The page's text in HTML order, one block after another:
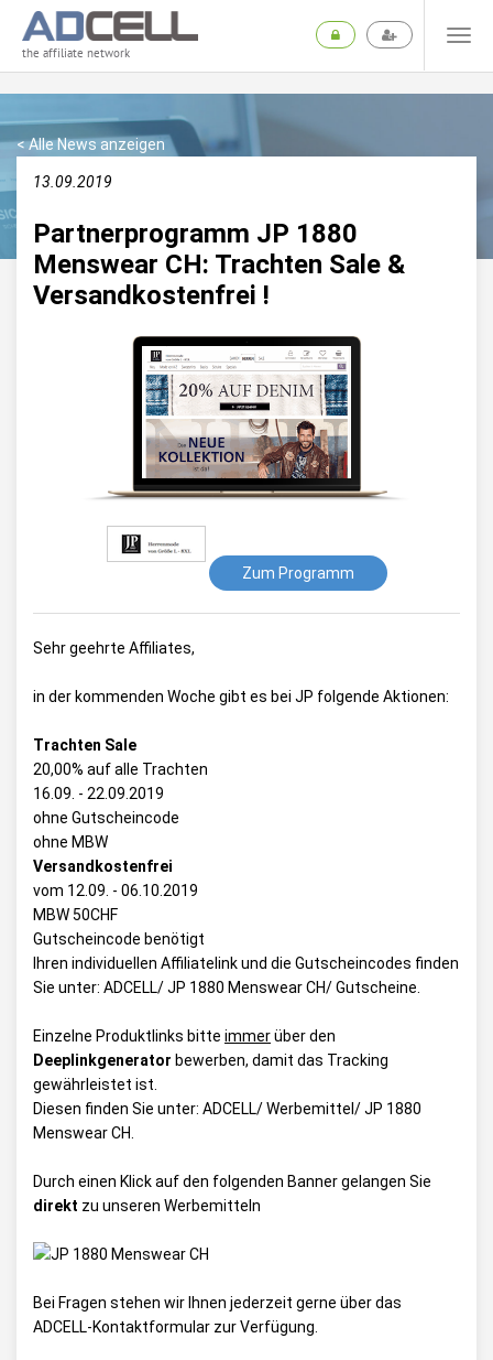
the affiliate network
< Alle News anzeigen
13.09.2019
Partnerprogramm JP 1880
Menswear CH: Trachten Sale &
Versandkostenfrei !
Zum Programm
Sehr geehrte Affiliates,
in der kommenden Woche gibt es bei JP folgende Aktionen:
Trachten Sale
20,00% auf alle Trachten
16.09. - 22.09.2019
ohne Gutscheincode
ohne MBW
Versandkostenfrei
vom 12.09. - 06.10.2019
MBW 50CHF
Gutscheincode benötigt
Ihren individuellen Affiliatelink und die Gutscheincodes finden
Sie unter: ADCELL/ JP 1880 Menswear CH/ Gutscheine
Einzelne Produktlinks bitte immerüber den
Deeplinkgenerator bewerben, damit das Tracking
gewährleistet ist.
Diesen finden Sie unter: ADCELL/ Werbemittel/ JP 1880
Menswear CH
Durch einen Klick auf den folgenden Banner gelangen Sie
direkt zu unseren Werbemitteln
Bei Fragen stehen wir Ihnen jederzeit gerne über das
ADCELL-Kontaktformular zur Verfügung.